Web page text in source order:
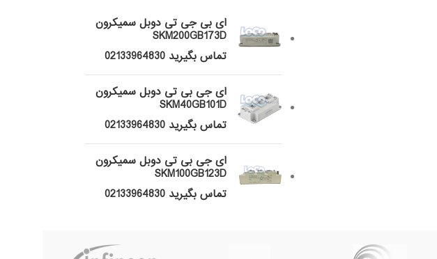
ای بی جی تی دوبل سمیکرون
SKM200GB173D
تماس بگیرید 02133964830
ای جی بی تی دوبل سمیکرون
SKM40GB101D
تماس بگیرید 02133964830
ای جی بی تی دوبل سمیکرون
SKM100GB123D
تماس بگیرید 02133964830